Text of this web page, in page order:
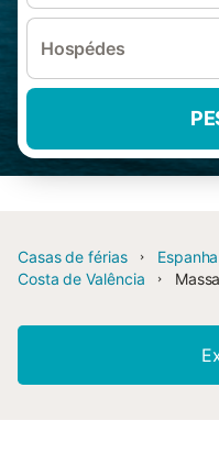
Hospédes
Casas de férias Espanha
Costa de Valência